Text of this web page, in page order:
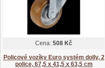
Cena: 508 Kč
Policové vozíky Euro systém dolly, 2
police, 67,5 x 41,5 x 63,5 cm